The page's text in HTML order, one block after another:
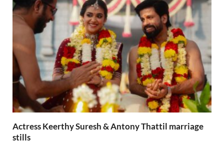
Actress Keerthy Suresh & Antony Thattil marriage
stills